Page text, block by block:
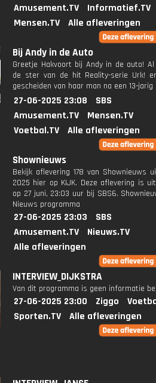
Amusement.TV
Informatief.TV
Mensen.TV
Alle afleveringen
Bij Andy in de Auto
Greetje Hakvoort bij Andy in de auto!
de ster van de hit Reality-serie Urk!
gescheiden van haar man na een 13-jarig
27-06-2025 23:08
SBS
Amusement.TV
Mensen.TV
Voetbal.TV
Alle afleveringen
Shownieuws
Bekijk aflevering 178 van Shownieuws
2025 hier op KIJK. Deze aflevering is
op 27 juni, 23:03 uur bij SBS6.
Nieuws programma
27-06-2025 23:03
SBS
Amusement.TV
Nieuws.TV
Alle afleveringen
INTERVIEW_DIJKSTRA
Van dit programma is geen informatie
27-06-2025 23:00 Ziggo
Sporten.TV
Alle afleveringen